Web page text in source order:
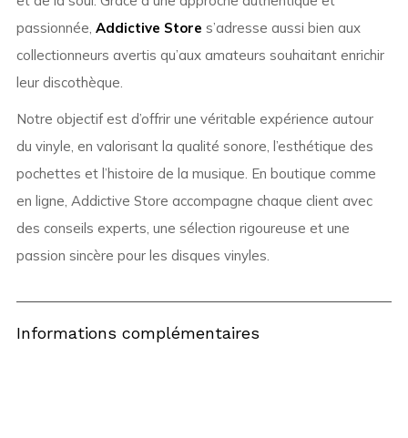
passionnée, Addictive Store s’adresse aussi bien aux
collectionneurs avertis qu’aux amateurs souhaitant enrichir
leur discothèque.
Notre objectif est d’offrir une véritable expérience autour
du vinyle, en valorisant la qualité sonore, l’esthétique des
pochettes et l’histoire de la musique. En boutique comme
en ligne, Addictive Store accompagne chaque client avec
des conseils experts, une sélection rigoureuse et une
passion sincère pour les disques vinyles.
Informations complémentaires